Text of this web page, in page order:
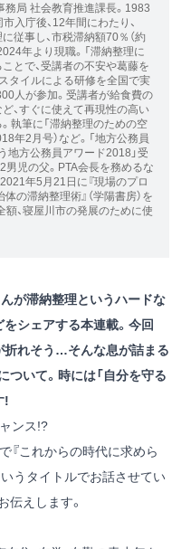
務局 社会教育推進課長。1983
入庁後、12年間にわたり、
従事し、市税滞納額70％（約
年より現職。「滞納整理に
とで、受講者の不安や葛藤を
タイルによる研修を全国で実
人が参加。受講者が給食費の
、すぐに使えて再現性の高い
執筆に「滞納整理のための空
年2月号）など。「地方公務員
地方公務員アワード2018」受
男児の父。PTA会長を務めるな
年5月21日に『現場のプロ
の滞納整理術』（学陽書房）を
額、寝屋川市の発展のために使
んが滞納整理というハードな
シェアする本連載。今回
折れそう…そんな息が詰まる
いて。時には「自分を守る
!
ンス!?
で『これからの時代に求めら
うタイトルでお話させてい
伝えします。